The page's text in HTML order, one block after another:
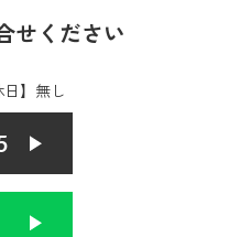
せください
日】無し